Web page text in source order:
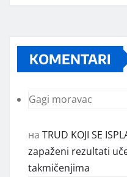
KOMENTARI
Gagi moravac
на TRUD KOJI SE
zapaženi rezultati
takmičenjima